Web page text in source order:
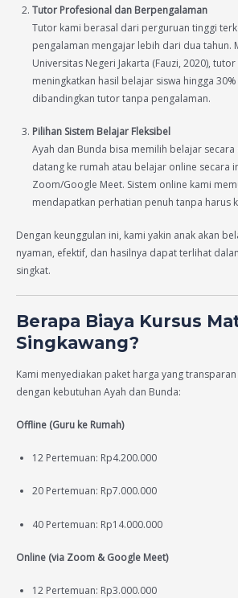
Tutor Profesional dan Berpengalaman
Tutor kami berasal dari perguruan tinggi
pengalaman mengajar lebih dari dua tahun.
Universitas Negeri Jakarta (Fauzi, 2020),
meningkatkan hasil belajar siswa hingga
dibandingkan tutor tanpa pengalaman.
Pilihan Sistem Belajar Fleksibel
Ayah dan Bunda bisa memilih belajar
datang ke rumah atau belajar online secara
Zoom/Google Meet. Sistem online kami
mendapatkan perhatian penuh tanpa harus
Dengan keunggulan ini, kami yakin anak akan
nyaman, efektif, dan hasilnya dapat terlihat
singkat.
Berapa Biaya Kursus
Singkawang?
Kami menyediakan paket harga yang
dengan kebutuhan Ayah dan Bunda:
Offline (Guru ke Rumah)
12 Pertemuan: Rp4.200.000
20 Pertemuan: Rp7.000.000
40 Pertemuan: Rp14.000.000
Online (via Zoom & Google Meet)
12 Pertemuan: Rp3.000.000